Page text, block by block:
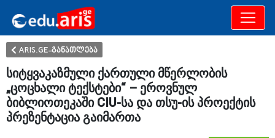
განათლება
ARIS.GE-განათლება
სიტყვაკაზმული ქართული მწერლობის
„ცოცხალი ტექსტები“ – ეროვნულ
ბიბლიოთეკაში CIU-სა და თსუ-ის პროექტის
პრეზენტაცია გაიმართა